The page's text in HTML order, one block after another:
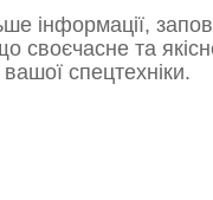
інформації,
своєчасне та
спецтехніки.